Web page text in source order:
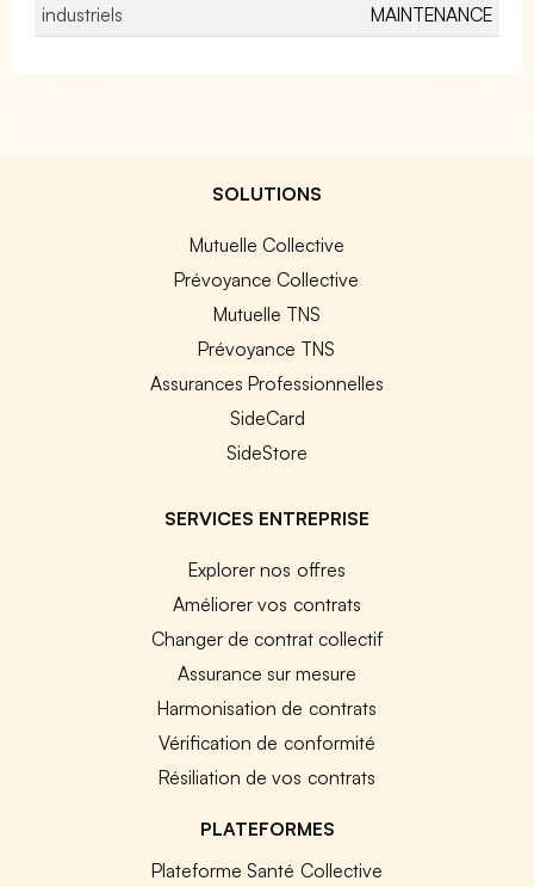
industriels
MAINTENANCE
SOLUTIONS
Mutuelle Collective
Prévoyance Collective
Mutuelle TNS
Prévoyance TNS
Assurances Professionnelles
SideCard
SideStore
SERVICES ENTREPRISE
Explorer nos offres
Améliorer vos contrats
Changer de contrat collectif
Assurance sur mesure
Harmonisation de contrats
Vérification de conformité
Résiliation de vos contrats
PLATEFORMES
Plateforme Santé Collective